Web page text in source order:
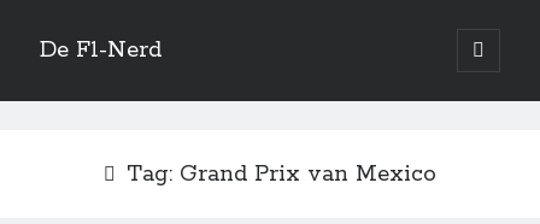
De F1-Nerd
open
primair
Zijbalk
Tag: Grand Prix van Mexico